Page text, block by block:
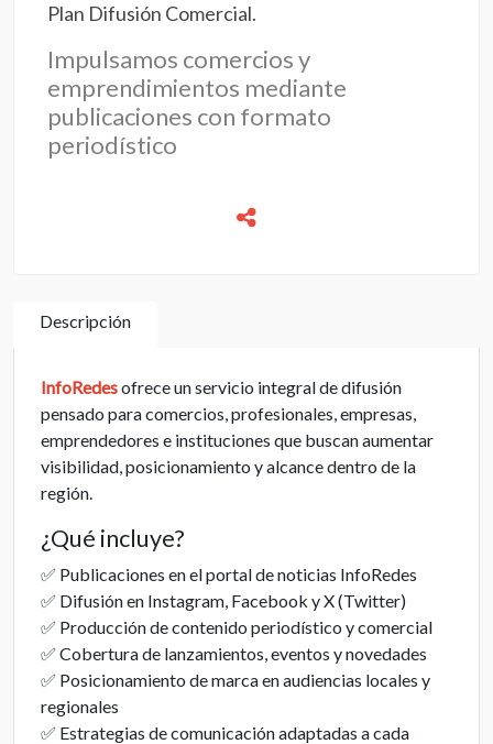
Plan Difusión Comercial.
Impulsamos comercios y
emprendimientos mediante
publicaciones con formato
periodístico
Descripción
InfoRedesofrece un servicio integral de difusión
pensado para comercios, profesionales, empresas,
emprendedores e instituciones que buscan aumentar
visibilidad, posicionamiento y alcance dentro de la
región.
¿Qué incluye?
✅ Publicaciones en el portal de noticias InfoRedes
✅ Difusión en Instagram, Facebook y X (Twitter)
✅ Producción de contenido periodístico y comercial
✅ Cobertura de lanzamientos, eventos y novedades
✅ Posicionamiento de marca en audiencias locales y
regionales
✅ Estrategias de comunicación adaptadas a cada